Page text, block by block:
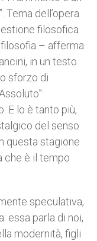
Tema dell’opera
filosofica
– afferma
in un testo
sforzo di
E lo è tanto più,
del senso
questa stagione
che è il tempo
speculativa,
essa parla di noi,
modernità, figli